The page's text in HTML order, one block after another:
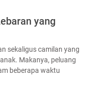
yang
sekaligus camilan yang
Makanya, peluang
beberapa waktu